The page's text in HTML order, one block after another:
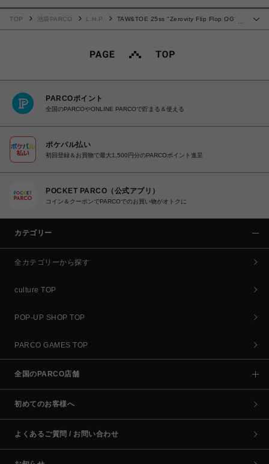
…
TOP 池袋PARCO L.H.P
TAW&TOE 25ss "Zerovity Flip Flop OG"
PARCOポイント
全国のPARCOやONLINE PARCOで貯まる＆使える
ポケパル払い
初回登録＆お買物で最大1,500円分のPARCOポイント進呈
POCKET PARCO（公式アプリ）
コイン＆クーポンでPARCOでのお買い物がオトクに
カテゴリー
全カテゴリーから探す
culture TOP
POP-UP SHOP TOP
PARCO GAMES TOP
全国のPARCO店舗
初めてのお客様へ
よくあるご質問 / お問い合わせ